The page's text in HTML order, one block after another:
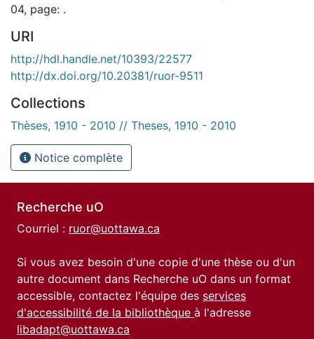
04, page: .
URI
http://hdl.handle.net/10393/22577
http://dx.doi.org/10.20381/ruor-9511
Collections
Thèses, 1910 - 2010 // Theses, 1910 - 2010
Notice complète
Recherche uO
Courriel : ruor@uottawa.ca
Si vous avez besoin d'une copie d'une thèse ou d'un
autre document dans Recherche uO dans un format
accessible, contactez l'équipe des services
d'accessibilité de la bibliothèque à l'adresse
libadapt@uottawa.ca